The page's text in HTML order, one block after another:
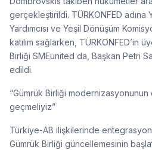
gerçekleştirildi. TÜRKONFED adına
Yardımcısı ve Yeşil Dönüşüm
katılım sağlarken, TÜRKONFED’in
Birliği SMEunited da, Başkan Petri
edildi.
“Gümrük Birliği
geçmeliyiz”
Türkiye-AB ilişkilerinde
Gümrük Birliği güncellemesinin